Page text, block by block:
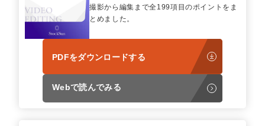
撮影から編集まで全199項目のポイントをま
とめました。
PDFをダウンロードする
Webで読んでみる